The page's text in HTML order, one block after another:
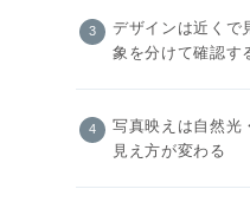
デザインは近くで
象を分けて確認す
写真映えは自然光
見え方が変わる